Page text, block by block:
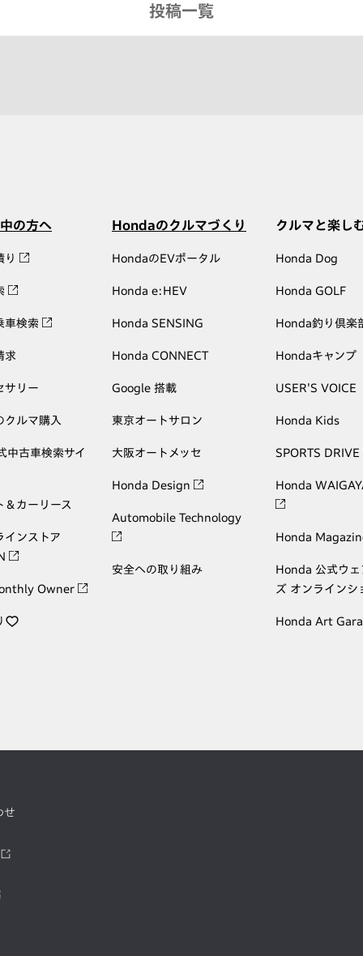
投稿一覧
の方へ
り
車検索
求
サリー
クルマ購入
中古車検索サイ
＆カーリース
インストア
Owner
Hondaのクルマづくり
HondaのEVポータル
Honda e:HEV
Honda SENSING
Honda CONNECT
Google 搭載
東京オートサロン
大阪オートメッセ
Honda Design
Automobile Technology
安全への取り組み
クルマと楽し
Honda Dog
Honda GOLF
Honda釣り倶楽
Hondaキャンプ
USER'S VOICE
Honda Kids
SPORTS DRIVE
Honda
Honda
Honda 公式ウェ
ズ オンラインシ
Honda Art
せ